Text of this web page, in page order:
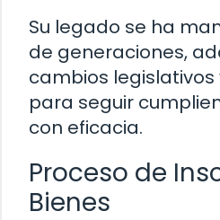
Su legado se ha
de generaciones,
cambios
para seguir
con eficacia.
Proceso de
Bienes